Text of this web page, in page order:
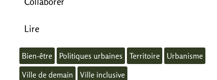
Lire
Bien-être Politiques urbaines Territoire
Urbanisme
Ville de demain
Ville inclusive